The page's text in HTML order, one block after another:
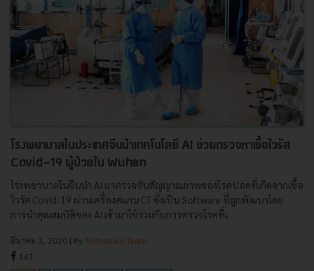
โรงพยาบาลในประเทศจีนนำเทคโนโลยี AI ช่วยตรวจหาเชื้อไวรัส
Covid-19 ผู้ป่วยใน Wuhan
โรงพยาบาลในจีนนำ AI มาตรวจจับสัญญาณภาพของโรคปอดที่เกิดจากเชื้อ
ไวรัส Covid-19 ผ่านเครื่องสเเกน CT ซึ่งเป็น Software ที่ถูกพัฒนาโดย
การนำคุณสมบัติของ AI เข้ามาใช้ร่วมกับการตรวจโรคที่เ...
มีนาคม 3, 2020 | By Techsauce Team
167